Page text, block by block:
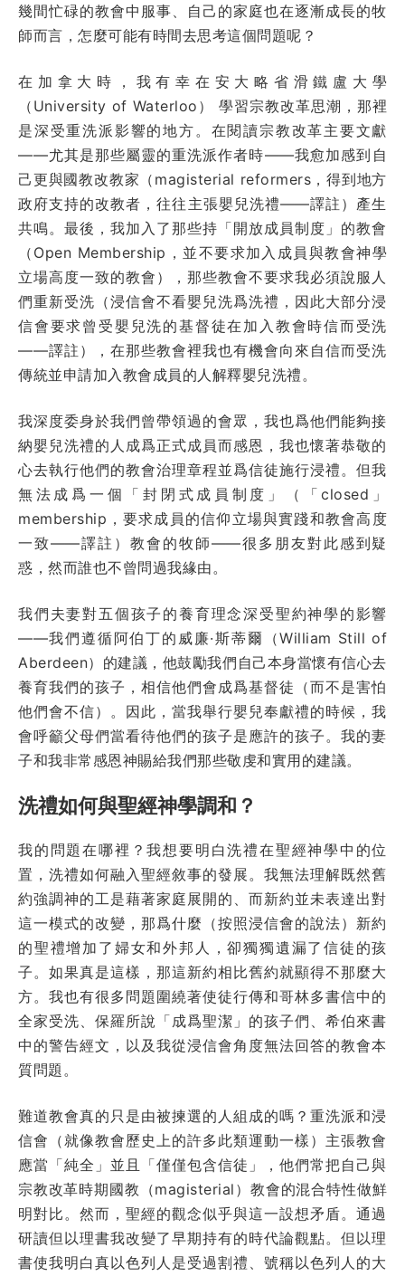
幾間忙碌的教會中服事、自己的家庭也在逐漸成長的牧
師而言，怎麼可能有時間去思考這個問題呢？
在加拿大時，我有幸在安大略省滑鐵盧大學
（University of Waterloo） 學習宗教改革思潮，那裡
是深受重洗派影響的地方。在閱讀宗教改革主要文獻
——尤其是那些屬靈的重洗派作者時——我愈加感到自
己更與國教改教家（magisterial reformers，得到地方
政府支持的改教者，往往主張嬰兒洗禮——譯註）產生
共鳴。最後，我加入了那些持「開放成員制度」的教會
（Open Membership，並不要求加入成員與教會神學
立場高度一致的教會），那些教會不要求我必須說服人
們重新受洗（浸信會不看嬰兒洗爲洗禮，因此大部分浸
信會要求曾受嬰兒洗的基督徒在加入教會時信而受洗
——譯註），在那些教會裡我也有機會向來自信而受洗
傳統並申請加入教會成員的人解釋嬰兒洗禮。
我深度委身於我們曾帶領過的會眾，我也爲他們能夠接
納嬰兒洗禮的人成爲正式成員而感恩，我也懷著恭敬的
心去執行他們的教會治理章程並爲信徒施行浸禮。但我
無法成爲一個「封閉式成員制度」（「closed」
membership，要求成員的信仰立場與實踐和教會高度
一致——譯註）教會的牧師——很多朋友對此感到疑
惑，然而誰也不曾問過我緣由。
我們夫妻對五個孩子的養育理念深受聖約神學的影響
——我們遵循阿伯丁的威廉·斯蒂爾（William Still of
Aberdeen）的建議，他鼓勵我們自己本身當懷有信心去
養育我們的孩子，相信他們會成爲基督徒（而不是害怕
他們會不信）。因此，當我舉行嬰兒奉獻禮的時候，我
會呼籲父母們當看待他們的孩子是應許的孩子。我的妻
子和我非常感恩神賜給我們那些敬虔和實用的建議。
洗禮如何與聖經神學調和？
我的問題在哪裡？我想要明白洗禮在聖經神學中的位
置，洗禮如何融入聖經敘事的發展。我無法理解既然舊
約強調神的工是藉著家庭展開的、而新約並未表達出對
這一模式的改變，那爲什麼（按照浸信會的說法）新約
的聖禮增加了婦女和外邦人，卻獨獨遺漏了信徒的孩
子。如果真是這樣，那這新約相比舊約就顯得不那麼大
方。我也有很多問題圍繞著使徒行傳和哥林多書信中的
全家受洗、保羅所說「成爲聖潔」的孩子們、希伯來書
中的警告經文，以及我從浸信會角度無法回答的教會本
質問題。
難道教會真的只是由被揀選的人組成的嗎？重洗派和浸
信會（就像教會歷史上的許多此類運動一樣）主張教會
應當「純全」並且「僅僅包含信徒」，他們常把自己與
宗教改革時期國教（magisterial）教會的混合特性做鮮
明對比。然而，聖經的觀念似乎與這一設想矛盾。通過
研讀但以理書我改變了早期持有的時代論觀點。但以理
書使我明白真以色列人是受過割禮、號稱以色列人的大